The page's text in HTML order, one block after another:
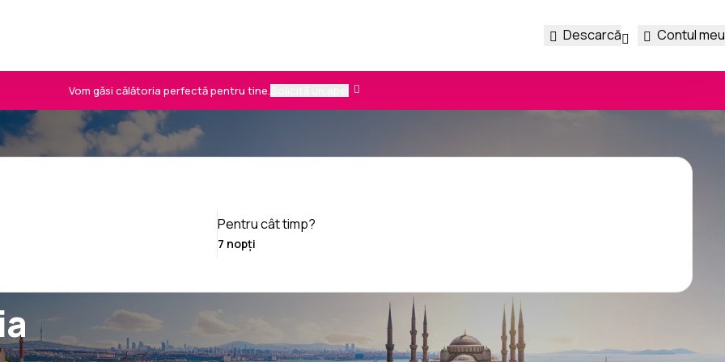
Descarcă Contul meu
Vom găsi călătoria perfectă pentru tine.
Pentru cât timp?